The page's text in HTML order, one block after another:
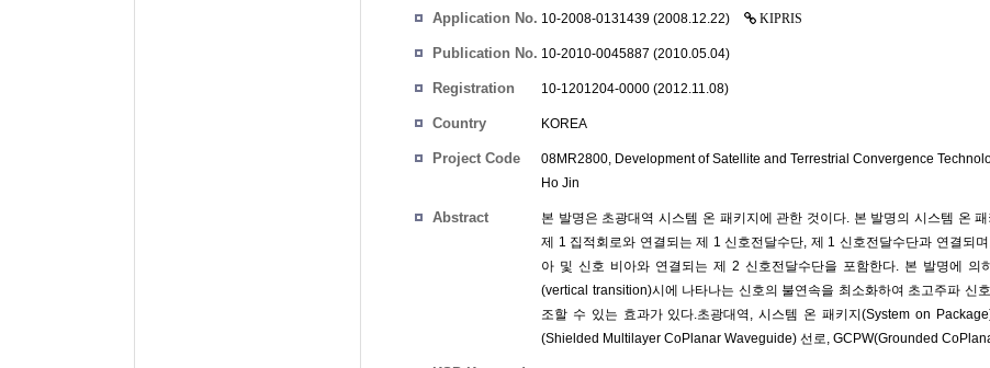
Application No. 10-2008-0131439 (2008.12.22) KIPRIS
Publication No. 10-2010-0045887 (2010.05.04)
Registration
10-1201204-0000 (2012.11.08)
Country KOREA
Project Code 08MR2800, Development of Satellite and Terrestrial Convergence
Ho Jin
Abstract
본 발명은 초광대역 시스템 온 패키지에 관한 것이다. 본 발명의 시스템 온
제 1 집적회로와 연결되는 제 1 신호전달수단, 제 1 신호전달수단과 연결되
아 및 신호 비아와 연결되는 제 2 신호전달수단을 포함한다. 본 발명에 의
(vertical transition)시에 나타나는 신호의 불연속을 최소화하여 초고주파 신
조할 수 있는 효과가 있다.초광대역, 시스템 온 패키지(System on
(Shielded Multilayer CoPlanar Waveguide) 선로, GCPW(Grounded